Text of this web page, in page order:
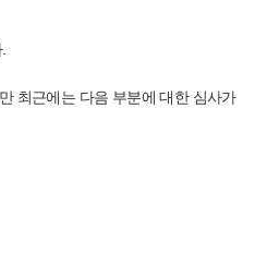
최근에는 다음 부분에 대한 심사가